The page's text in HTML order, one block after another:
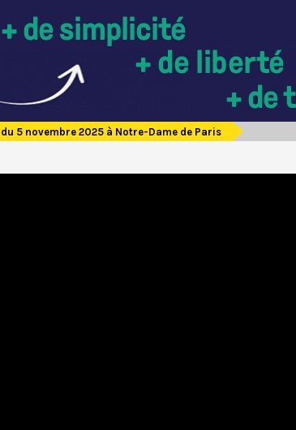
du 5 novembre 2025 à Notre-Dame de Paris